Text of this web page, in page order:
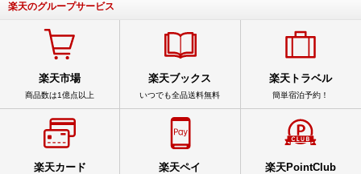
楽天のグループサービス
楽天市場
商品数は1億点以上
楽天ブックス
いつでも全品送料無料
楽天トラベル
簡単宿泊予約！
楽天カード 楽天ペイ 楽天PointClub